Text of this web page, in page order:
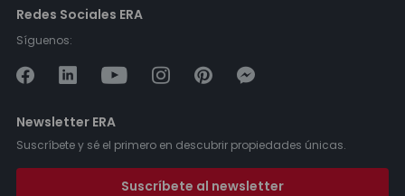
Redes Sociales ERA
Síguenos:
Newsletter ERA
Suscríbete y sé el primero en descubrir propiedades únicas.
Suscríbete al newsletter